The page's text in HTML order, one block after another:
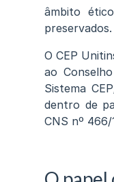
âmbito
preservados.
O CEP
ao
Sistema
dentro de
CNS nº 466/